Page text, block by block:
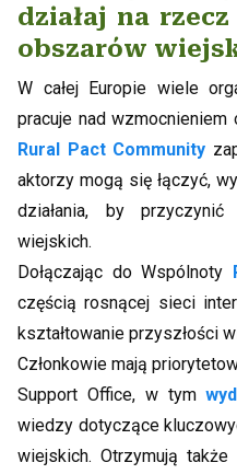
działaj na
obszarów
W całej Europie wiele
pracuje nad
Rural Pact Community
aktorzy mogą się łączyć,
działania, by
wiejskich.
Dołączając do Wspólnoty
częścią rosnącej sieci
kształtowanie przyszłości
Członkowie mają
Support Office, w tym
wiedzy dotyczące
wiejskich. Otrzymują także